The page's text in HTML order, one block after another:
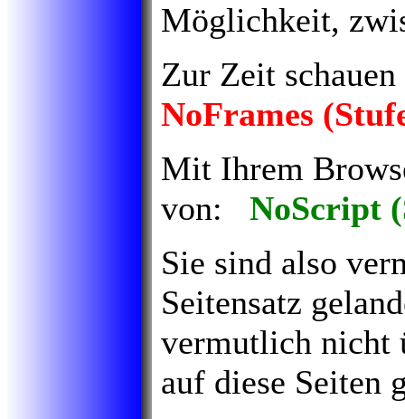
Möglichkeit,
Zur Zeit
NoFrames
Mit Ihrem
von: NoScript
Sie sind also
Seitensatz
vermutlich nicht
auf diese Seiten